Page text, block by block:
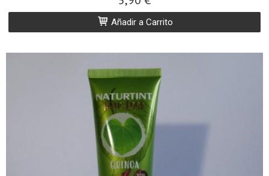
Añadir a Carrito